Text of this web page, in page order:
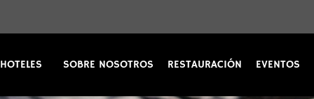
HOTELES SOBRE NOSOTROS RESTAURACIÓN EVENTOS